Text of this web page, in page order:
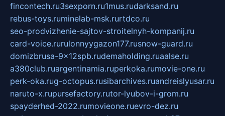
fincontech.ru3sexporn.ru1mus.rudarksand.ru
rebus-toys.ruminelab-msk.rurtdco.ru
seo-prodvizhenie-sajtov-stroitelnyh-kompanij.ru
card-voice.rurulonnyygazon177.rusnow-guard.ru
domizbrusa-9x12spb.rudemaholding.ruaalse.ru
a380club.ruargentinamia.ruperkoka.rumovie-one.ru
perk-oka.rug-octopus.rusibarchives.ruandreislyusar.ru
naruto-x.rupursefactory.rutor-lyubov-i-grom.ru
spayderhed-2022.rumovieone.ruevro-dez.ru